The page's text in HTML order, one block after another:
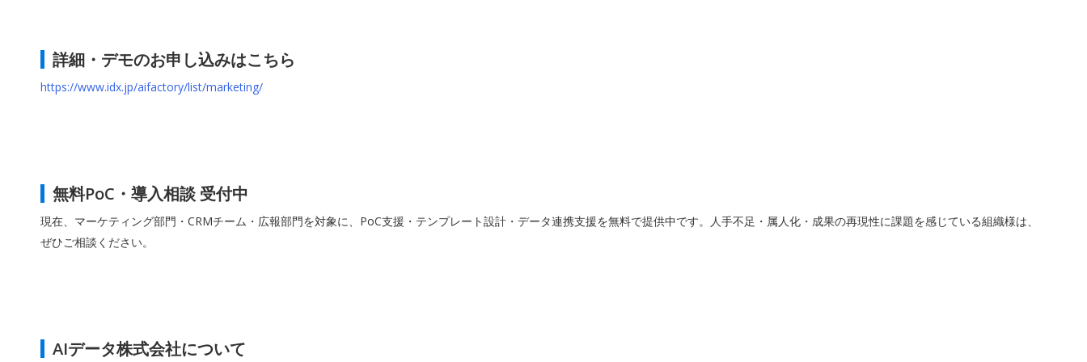
詳細・デモのお申し込みはこちら
https://www.idx.jp/aifactory/list/marketing/
無料PoC・導入相談 受付中
現在、マーケティング部門・CRMチーム・広報部門を対象に、PoC支援・テンプレート設計・データ連携支援を無料で提供中です。人手不足・属人化・成果の再現性に課題を感じている組織様は、
ぜひご相談ください。
AIデータ株式会社について